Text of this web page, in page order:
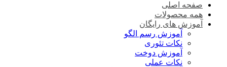
صفحه اصلی
همه محصولات
آموزش های رایگان
آموزش رسم الگو
نکات تئوری
آموزش دوخت
نکات عملی